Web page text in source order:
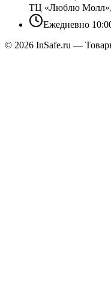
ТЦ «Люблю Молл»,
Ежедневно
© 2026 InSafe.ru —